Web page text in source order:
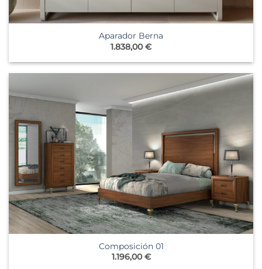
Aparador Berna
1.838,00€
Composición 01
1.196,00€